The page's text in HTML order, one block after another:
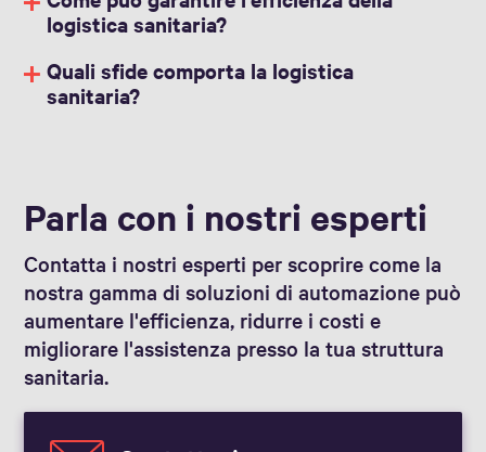
logistica sanitaria?
Quali sfide comporta la logistica
sanitaria?
Parla con i nostri esperti
Contatta i nostri esperti per scoprire come la
nostra gamma di soluzioni di automazione può
aumentare l'efficienza, ridurre i costi e
migliorare l'assistenza presso la tua struttura
sanitaria.